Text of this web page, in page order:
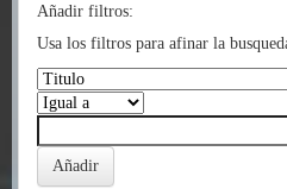
Añadir filtros:
Usa los filtros para afinar la